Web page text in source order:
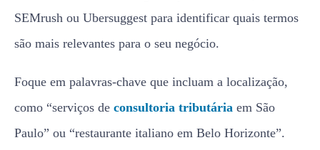
SEMrush ou Ubersuggest para identificar quais termos
são mais relevantes para o seu negócio.
Foque em palavras-chave que incluam a localização,
como “serviços de consultoria tributária em São
Paulo” ou “restaurante italiano em Belo Horizonte”.